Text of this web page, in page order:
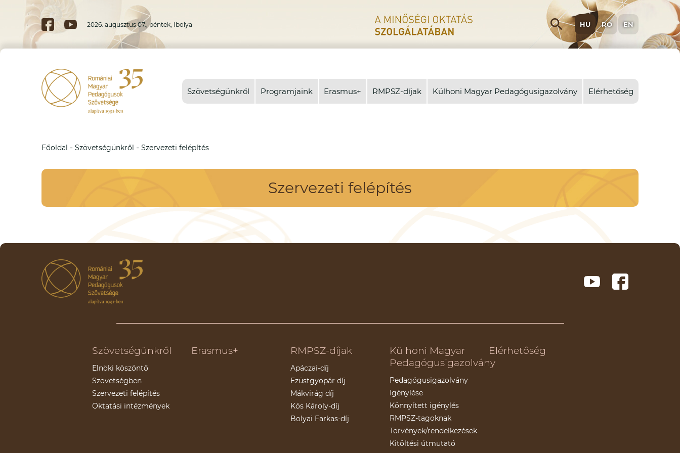
2026. augusztus 07., péntek, Ibolya search HU RO EN
Szövetségünkről Programjaink Erasmus+ RMPSZ-díjak Külhoni Magyar Pedagógusigazolvány Elérhetőség
Főoldal - Szövetségünkről - Szervezeti felépítés
Szervezeti felépítés
Szövetségünkről
Elnöki köszöntő
Szövetségben
Szervezeti felépítés
Oktatási intézmények
Erasmus+ RMPSZ-díjak
Apáczai-díj
Ezüstgyopár díj
Mákvirág díj
Kós Károly-díj
Bolyai Farkas-díj
Külhoni Magyar
Pedagógusigazolvány
Pedagógusigazolvány
Igénylése
Könnyített igénylés
RMPSZ-tagoknak
Törvények/rendelkezések
Kitöltési útmutató
Elérhetőség